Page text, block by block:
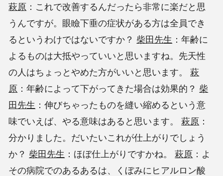
萩原 ：これで改善するんだったら非常に楽だと思
うんですが。眼瞼下垂の症状がある方は全員でき
るというわけではないですか？ 柴田先生 ：年齢に
よるものは大抵やっていいと思いますね。先天性
の人はちょっとやめた方がいいと思います。萩
原 ：年齢によって下がってきた場合は効果的？ 柴
田先生 ：伸びちゃったものを縫い縮めるという意
味でいえば、やる意味はあると思います。萩原 ：
分かりました。だいたいこれが仕上がりでしょう
か？ 柴田先生 ：ほぼ仕上がりですかね。萩原 ：よ
その病院でのあるあるは、くぼみにヒアルロン酸